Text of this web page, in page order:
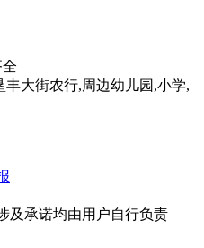
大街农行,周边幼儿园,小学,
及承诺均由用户自行负责